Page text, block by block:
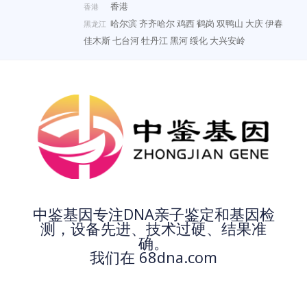
香港 香港
黑龙江 哈尔滨齐齐哈尔鸡西鹤岗 双鸭山 大庆伊春
佳木斯七台河牡丹江黑河绥化 大兴安岭
中鉴基因专注DNA亲子鉴定和基因检
测，设备先进、技术过硬、结果准
确。
我们在 68dna.com